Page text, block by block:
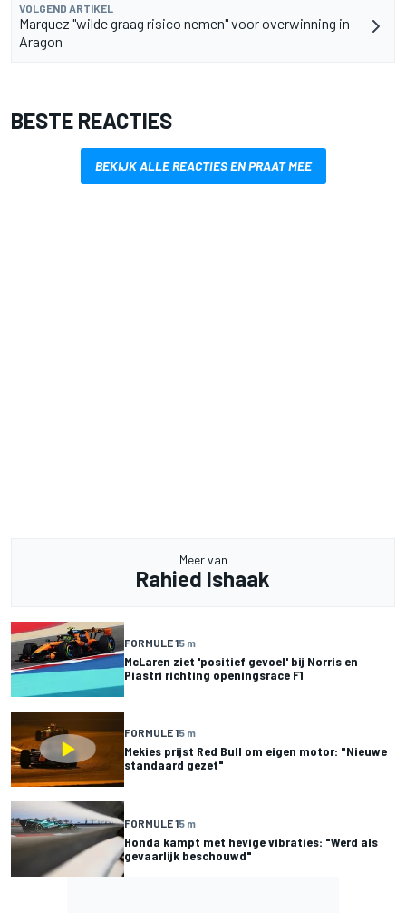
VOLGEND ARTIKEL
Marquez "wilde graag risico nemen" voor overwinning in
Aragon
BESTE REACTIES
BEKIJK ALLE REACTIES EN PRAAT MEE
Meer van
Rahied Ishaak
FORMULE 15 m
McLaren ziet 'positief gevoel' bij Norris en
Piastri richting openingsrace F1
FORMULE 15 m
Mekies prijst Red Bull om eigen motor: "Nieuwe
standaard gezet"
FORMULE 15 m
Honda kampt met hevige vibraties: "Werd als
gevaarlijk beschouwd"